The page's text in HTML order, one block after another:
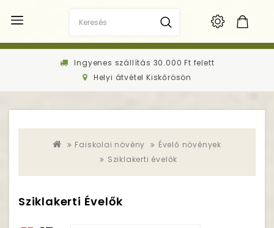
Ingyenes szállítás 30.000 Ft felett
Helyi átvétel Kiskőrösön
Faiskolai növény
Évelő növények
Sziklakerti évelők
Sziklakerti Évelők